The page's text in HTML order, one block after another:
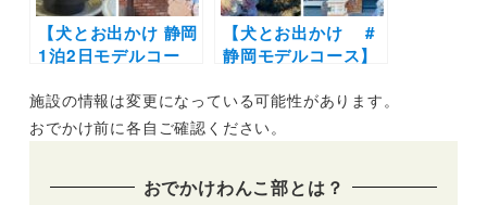
【犬とお出かけ 静岡
1泊2日モデルコー
ルメや体験を堪能！
伊豆高原ビールうま
アム～小室山～プチ
【犬とお出かけ #
静岡モデルコース】
畑や人気宿を満喫プ
ラン♪ニューヨーク
～愛犬の駅～ウブド
施設の情報は変更になっている可能性があります。
おでかけ前に各自ご確認ください。
おでかけわんこ部とは？